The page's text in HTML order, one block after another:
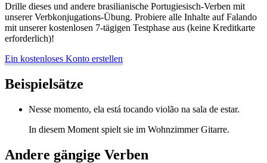
Drille dieses und andere brasilianische Portugiesisch-Verben mit
unserer Verbkonjugations-Übung. Probiere alle Inhalte auf Falando
mit unserer kostenlosen 7-tägigen Testphase aus (keine Kreditkarte
erforderlich)!
Ein kostenloses Konto erstellen
Beispielsätze
Nesse momento, ela está tocando violão na sala de estar.
In diesem Moment spielt sie im Wohnzimmer Gitarre.
Andere gängige Verben